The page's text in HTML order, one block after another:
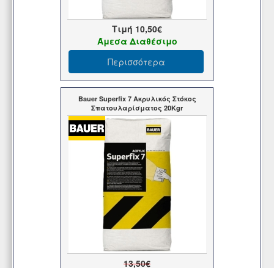
Τιμή 10,50€
Άμεσα Διαθέσιμο
Περισσότερα
Bauer Superfix 7 Ακρυλικός Στόκος
Σπατουλαρίσματος 20Kgr
13,50€